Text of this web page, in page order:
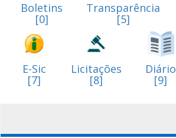
Boletins
[0]
Transparência
[5]
E-Sic
[7]
Licitações
[8]
Diário
[9]